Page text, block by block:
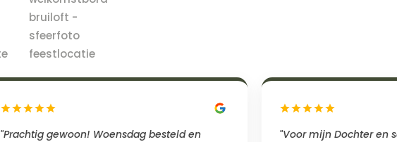
"Prachtig gewoon! Woensdag besteld en
"Voor mijn Dochter en